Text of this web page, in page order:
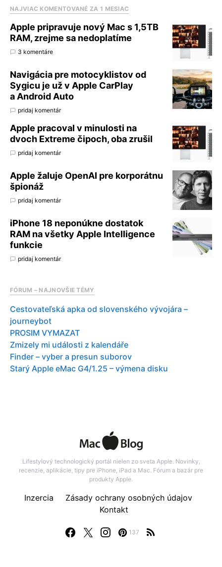
NAJVIAC KOMENTOVANÉ ZA 1 MESIAC
Apple pripravuje nový Mac s 1,5TB
RAM, zrejme sa nedoplatíme
3 komentáre
Navigácia pre motocyklistov od
Sygicu je už v Apple CarPlay
a Android Auto
pridaj komentár
Apple pracoval v minulosti na
dvoch Extreme čipoch, oba zrušil
pridaj komentár
Apple žaluje OpenAI pre korporátnu
špionáž
pridaj komentár
iPhone 18 neponúkne dostatok
RAM na všetky Apple Intelligence
funkcie
pridaj komentár
FÓRUM – NAJNOVŠIE TÉMY
Cestovateľská apka od slovenského vývojára –
journeybot
PROSIM VYMAZAT
Zmizely mi události z kalendáře
Finder – vyber a presun suborov
Starý Apple eMac G4/1.25 – výmena disku
Lifestylový technologický portál nielen zo sveta Apple. Novinky,
recenzie, aplikácie, tipy pre iPhone, iPad a Mac. Fórum a bazár pre
produkty Apple.
137
Inzercia
Zásady ochrany osobných údajov
Kontakt